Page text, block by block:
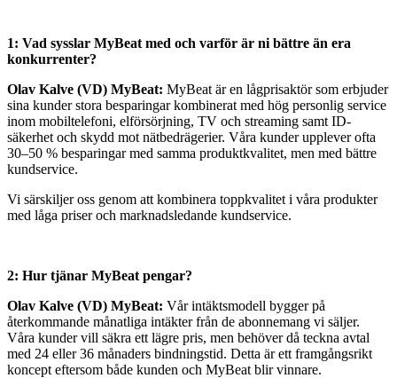
1: Vad sysslar MyBeat med och varför är ni bättre än era
konkurrenter?
Olav Kalve (VD) MyBeat: MyBeat är en lågprisaktör som erbjuder
sina kunder stora besparingar kombinerat med hög personlig service
inom mobiltelefoni, elförsörjning, TV och streaming samt ID-
säkerhet och skydd mot nätbedrägerier. Våra kunder upplever ofta
30–50 % besparingar med samma produktkvalitet, men med bättre
kundservice.
Vi särskiljer oss genom att kombinera toppkvalitet i våra produkter
med låga priser och marknadsledande kundservice.
2: Hur tjänar MyBeat pengar?
Olav Kalve (VD) MyBeat: Vår intäktsmodell bygger på
återkommande månatliga intäkter från de abonnemang vi säljer.
Våra kunder vill säkra ett lägre pris, men behöver då teckna avtal
med 24 eller 36 månaders bindningstid. Detta är ett framgångsrikt
koncept eftersom både kunden och MyBeat blir vinnare.